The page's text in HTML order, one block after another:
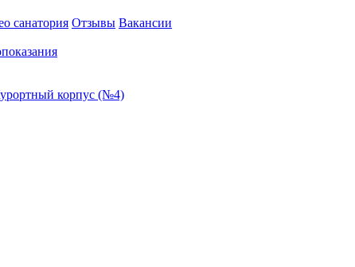
санатория Отзывы Вакансии
корпус (№4)